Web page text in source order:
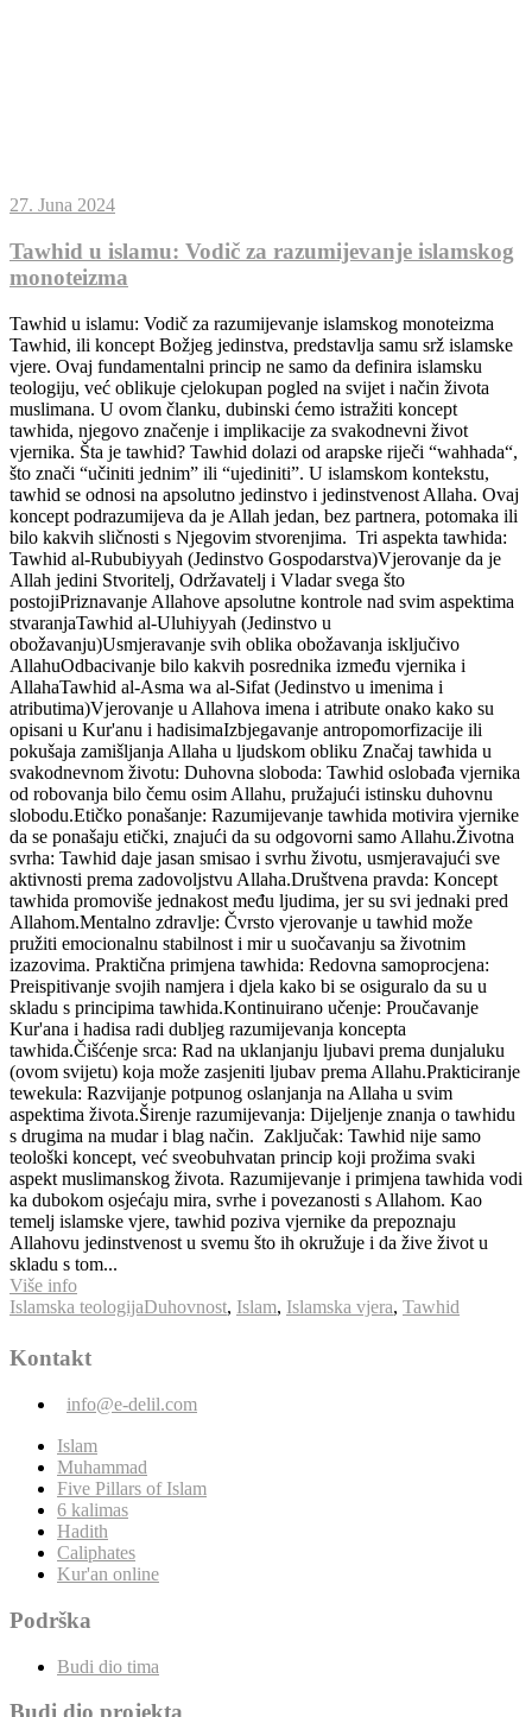
27. Juna 2024
Tawhid u islamu: Vodič za razumijevanje islamskog
monoteizma
Tawhid u islamu: Vodič za razumijevanje islamskog monoteizma
Tawhid, ili koncept Božjeg jedinstva, predstavlja samu srž islamske
vjere. Ovaj fundamentalni princip ne samo da definira islamsku
teologiju, već oblikuje cjelokupan pogled na svijet i način života
muslimana. U ovom članku, dubinski ćemo istražiti koncept
tawhida, njegovo značenje i implikacije za svakodnevni život
vjernika. Šta je tawhid? Tawhid dolazi od arapske riječi “wahhada“,
što znači “učiniti jednim” ili “ujediniti”. U islamskom kontekstu,
tawhid se odnosi na apsolutno jedinstvo i jedinstvenost Allaha. Ovaj
koncept podrazumijeva da je Allah jedan, bez partnera, potomaka ili
bilo kakvih sličnosti s Njegovim stvorenjima. Tri aspekta tawhida:
Tawhid al-Rububiyyah (Jedinstvo Gospodarstva)Vjerovanje da je
Allah jedini Stvoritelj, Održavatelj i Vladar svega što
postojiPriznavanje Allahove apsolutne kontrole nad svim aspektima
stvaranjaTawhid al-Uluhiyyah (Jedinstvo u
obožavanju)Usmjeravanje svih oblika obožavanja isključivo
AllahuOdbacivanje bilo kakvih posrednika između vjernika i
AllahaTawhid al-Asma wa al-Sifat (Jedinstvo u imenima i
atributima)Vjerovanje u Allahova imena i atribute onako kako su
opisani u Kur'anu i hadisimaIzbjegavanje antropomorfizacije ili
pokušaja zamišljanja Allaha u ljudskom obliku Značaj tawhida u
svakodnevnom životu: Duhovna sloboda: Tawhid oslobađa vjernika
od robovanja bilo čemu osim Allahu, pružajući istinsku duhovnu
slobodu.Etičko ponašanje: Razumijevanje tawhida motivira vjernike
da se ponašaju etički, znajući da su odgovorni samo Allahu.Životna
svrha: Tawhid daje jasan smisao i svrhu životu, usmjeravajući sve
aktivnosti prema zadovoljstvu Allaha.Društvena pravda: Koncept
tawhida promoviše jednakost među ljudima, jer su svi jednaki pred
Allahom.Mentalno zdravlje: Čvrsto vjerovanje u tawhid može
pružiti emocionalnu stabilnost i mir u suočavanju sa životnim
izazovima. Praktična primjena tawhida: Redovna samoprocjena:
Preispitivanje svojih namjera i djela kako bi se osiguralo da su u
skladu s principima tawhida.Kontinuirano učenje: Proučavanje
Kur'ana i hadisa radi dubljeg razumijevanja koncepta
tawhida.Čišćenje srca: Rad na uklanjanju ljubavi prema dunjaluku
(ovom svijetu) koja može zasjeniti ljubav prema Allahu.Prakticiranje
tewekula: Razvijanje potpunog oslanjanja na Allaha u svim
aspektima života.Širenje razumijevanja: Dijeljenje znanja o tawhidu
s drugima na mudar i blag način. Zaključak: Tawhid nije samo
teološki koncept, već sveobuhvatan princip koji prožima svaki
aspekt muslimanskog života. Razumijevanje i primjena tawhida vodi
ka dubokom osjećaju mira, svrhe i povezanosti s Allahom. Kao
temelj islamske vjere, tawhid poziva vjernike da prepoznaju
Allahovu jedinstvenost u svemu što ih okružuje i da žive život u
skladu s tom...
Više info
Islamska teologijaDuhovnost, Islam, Islamska vjera, Tawhid
Kontakt
info@e-delil.com
Islam
Muhammad
Five Pillars of Islam
6 kalimas
Hadith
Caliphates
Kur'an online
Podrška
Budi dio tima